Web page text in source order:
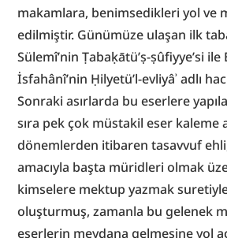
makamlara, benimsedikleri yol ve
edilmiştir. Günümüze ulaşan ilk
Sülemî’nin Ṭabaḳātü’ṣ-ṣûfiyye’si
İsfahânî’nin Ḥilyetü’l-evliyâʾ adlı
Sonraki asırlarda bu eserlere
sıra pek çok müstakil eser kaleme
dönemlerden itibaren tasavvuf
amacıyla başta müridleri olmak
kimselere mektup yazmak
oluşturmuş, zamanla bu gelenek
eserlerin meydana gelmesine yol